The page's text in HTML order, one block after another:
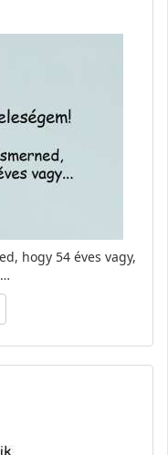
hogy 54 éves vagy,